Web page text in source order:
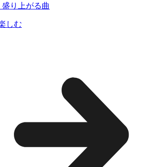
り上がる曲
しむ